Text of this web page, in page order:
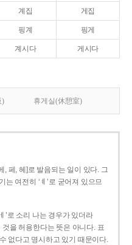
계집 게집
핑계 핑게
계시다 게시다
) 휴게실(休憩室)
, 페, 헤]로 발음되는 일이 있다. 그
여전히 ‘ㅖ’로 굳어져 있으므
ㅔ’로 소리 나는 경우가 있더라
것을 허용한다는 뜻은 아니다. 표
없다고 명시하고 있기 때문이다.